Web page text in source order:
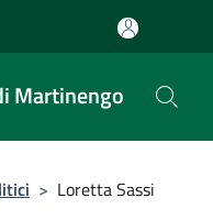
Martinengo
> Loretta Sassi